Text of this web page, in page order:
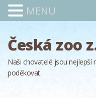
Česká zoo
Naši chovatelé jsou nejlepší
poděkovat.
MENU